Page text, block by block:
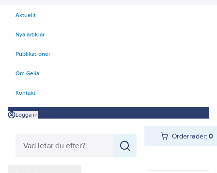
Aktuellt
Nya artiklar
Publikationer
Om Gelia
Kontakt
Logga in
Orderrader:0